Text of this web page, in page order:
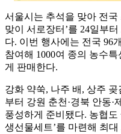
서울시는 추석을 맞아 전국
맞이 서로장터’를 24일부
다. 이번 행사에는 전국 96
참여해 1000여 종의 농수
게 판매한다.
강화 약쑥, 나주 배, 상주
부터 강원 춘천·경북 안동·
풍성하게 준비됐다. 농협도
생선물세트’를 마련해 최